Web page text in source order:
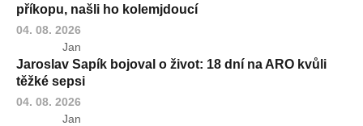
příkopu, našli ho kolemjdoucí
04. 08. 2026
Jan
Jaroslav Sapík bojoval o život: 18 dní na ARO kvůli
těžké sepsi
04. 08. 2026
Jan